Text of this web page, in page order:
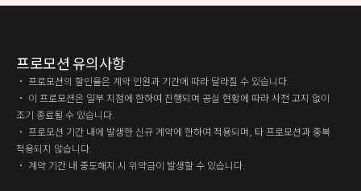
프로모션 유의사항
・ 프로모션의 할인율은 계약 인원과 기간에 따라 달라질 수 있습니다.
・ 이 프로모션은 일부 지점에 한하여 진행되며 공실 현황에 따라 사전 고지 없이
조기 종료될 수 있습니다.
・ 프로모션 기간 내에 발생한 신규 계약에 한하여 적용되며, 타 프로모션과 중복
적용되지 않습니다.
・ 계약 기간 내 중도해지 시 위약금이 발생할 수 있습니다.